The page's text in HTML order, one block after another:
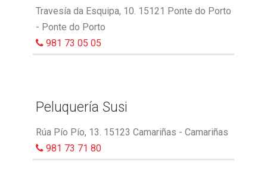
Travesía da Esquipa, 10. 15121 Ponte do Porto
- Ponte do Porto
981 73 05 05
Peluquería Susi
Rúa Pío Pío, 13. 15123 Camariñas - Camariñas
981 73 71 80